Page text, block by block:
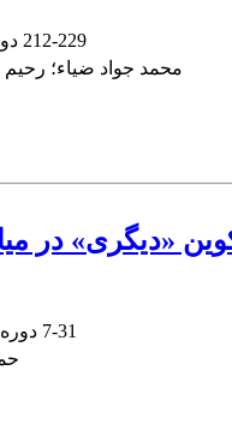
212-229
محمد جواد ضیاء؛ رحیم
«دیگری» در
7-31